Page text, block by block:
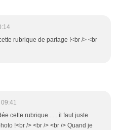
rubrique de partage !<br /> <br
cette rubrique.......il faut juste
!<br /> <br /> <br /> Quand je